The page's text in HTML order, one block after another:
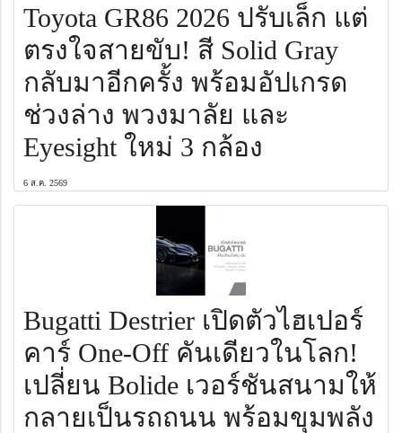
Toyota GR86 2026 ปรับเล็ก แต่
ตรงใจสายขับ! สี Solid Gray
กลับมาอีกครั้ง พร้อมอัปเกรด
ช่วงล่าง พวงมาลัย และ
Eyesight ใหม่ 3 กล้อง
6 ส.ค. 2569
Bugatti Destrier เปิดตัวไฮเปอร์
คาร์ One-Off คันเดียวในโลก!
เปลี่ยน Bolide เวอร์ชันสนามให้
กลายเป็นรถถนน พร้อมขุมพลัง